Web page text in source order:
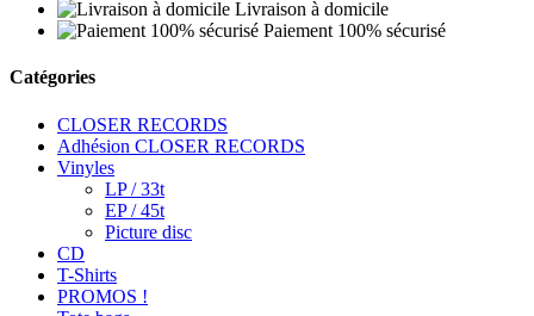
Livraison à domicile
Paiement 100% sécurisé
Catégories
CLOSER RECORDS
Adhésion CLOSER RECORDS
Vinyles
LP / 33t
EP / 45t
Picture disc
CD
T-Shirts
PROMOS !